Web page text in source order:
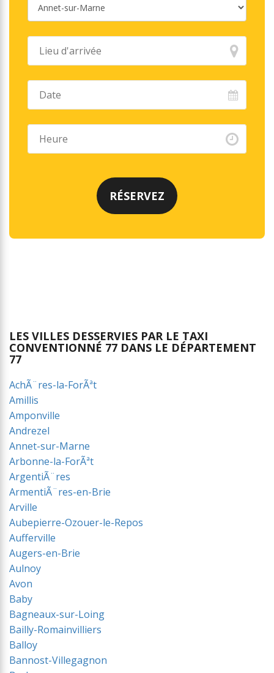
LES VILLES DESSERVIES PAR LE TAXI
CONVENTIONNÉ 77 DANS LE DÉPARTEMENT
77
AchÃ¨res-la-ForÃªt
Amillis
Amponville
Andrezel
Annet-sur-Marne
Arbonne-la-ForÃªt
ArgentiÃ¨res
ArmentiÃ¨res-en-Brie
Arville
Aubepierre-Ozouer-le-Repos
Aufferville
Augers-en-Brie
Aulnoy
Avon
Baby
Bagneaux-sur-Loing
Bailly-Romainvilliers
Balloy
Bannost-Villegagnon